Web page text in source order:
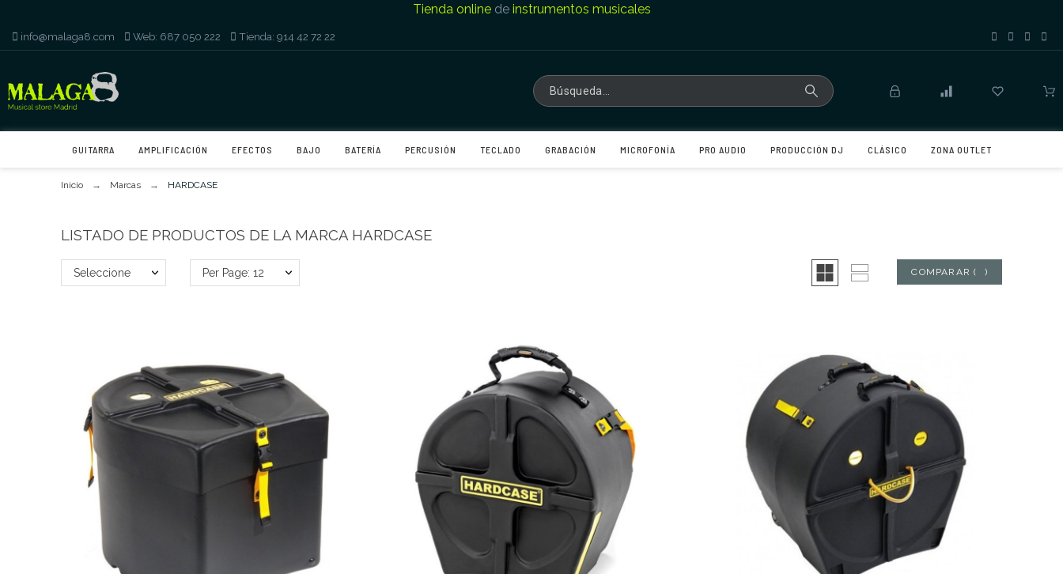
Tienda onlinede instrumentos musicales
info@malaga8.com Web: 687 050 222 Tienda: 914 42 72 22
GUITARRA AMPLIFICACIÓN EFECTOS BAJO BATERÍA PERCUSIÓN TECLADO GRABACIÓN MICROFONÍA PRO AUDIO PRODUCCIÓN DJ CLÁSICO ZONA OUTLET
Inicio Marcas HARDCASE
LISTADO DE PRODUCTOS DE LA MARCA HARDCASE
Seleccione COMPARAR ( )
Per Page: 12